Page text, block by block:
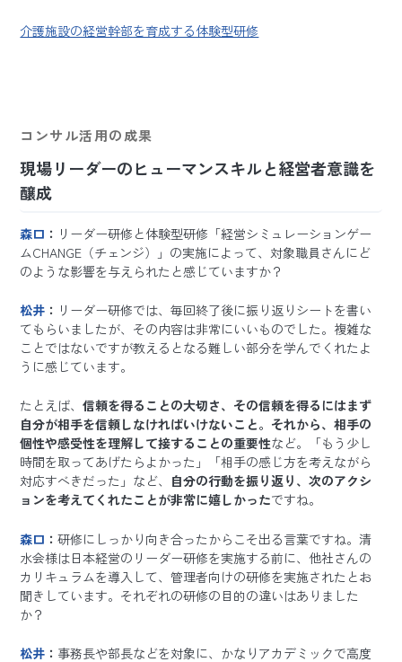
介護施設の経営幹部を育成する体験型研修
コンサル活用の成果
現場リーダーのヒューマンスキルと経営者意識を
醸成
森口 ： リーダー研修と体験型研修「経営シミュレーションゲー
ムCHANGE（チェンジ）」の実施によって、対象職員さんにど
のような影響を与えられたと感じていますか？
松井 ： リーダー研修では、毎回終了後に振り返りシートを書い
てもらいましたが、その内容は非常にいいものでした。複雑な
ことではないですが教えるとなる難しい部分を学んでくれたよ
うに感じています。
たとえば、信頼を得ることの大切さ、その信頼を得るにはまず
自分が相手を信頼しなければいけないこと。それから、相手の
個性や感受性を理解して接することの重要性など。「もう少し
時間を取ってあげたらよかった」「相手の感じ方を考えながら
対応すべきだった」など、 自分の行動を振り返り、次のアクシ
ョンを考えてくれたことが非常に嬉しかったですね。
森口 ：研修にしっかり向き合ったからこそ出る言葉ですね。清
水会様は日本経営のリーダー研修を実施する前に、他社さんの
カリキュラムを導入して、管理者向けの研修を実施されたとお
聞きしています。それぞれの研修の目的の違いはありました
か？
松井 ： 事務長や部長などを対象に、かなりアカデミックで高度